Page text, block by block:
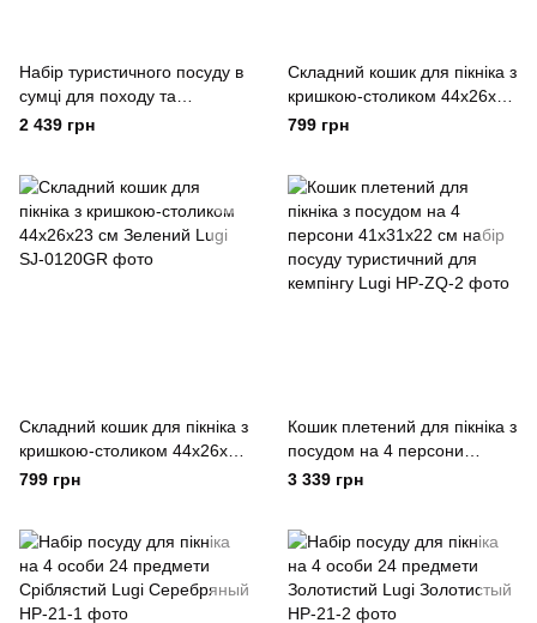
Набір туристичного посуду в
сумці для походу та
кемпінгу: каструля,
2 439 грн
Складний кошик для пікніка з
кришкою-столиком 44х26х23
см Бежевий Lugi
799 грн
Складний кошик для пікніка з
кришкою-столиком 44х26х23
см Зелений Lugi
799 грн
Кошик плетений для пікніка з
посудом на 4 персони
41х31х22 см набір посуду
3 339 грн